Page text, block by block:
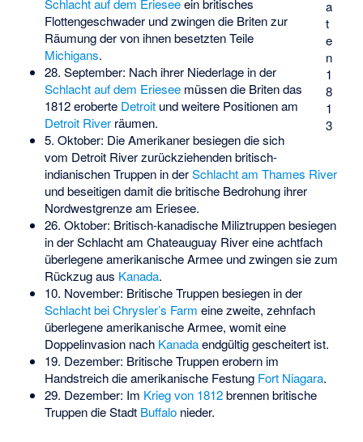
a
t
e
n
1
8
1
3
Schlacht auf dem Erieseeein britisches
Flottengeschwader und zwingen die Briten zur
Räumung der von ihnen besetzten Teile
Michigans.
28. September: Nach ihrer Niederlage in der
Schlacht auf dem Erieseemüssen die Briten das
1812 eroberte Detroitund weitere Positionen am
Detroit Riverräumen.
5. Oktober: Die Amerikaner besiegen die sich
vom Detroit River zurückziehenden britisch-
indianischen Truppen in derSchlacht am Thames River
und beseitigen damit die britische Bedrohung ihrer
Nordwestgrenze am Eriesee.
26. Oktober: Britisch-kanadische Miliztruppen besiegen
in derSchlacht am Chateauguay Rivereine achtfach
überlegene amerikanische Armee und zwingen sie zum
Rückzug aus Kanada.
10. November: Britische Truppen besiegen in der
Schlacht bei Chrysler’s Farm eine zweite, zehnfach
überlegene amerikanische Armee, womit eine
Doppelinvasion nach Kanadaendgültig gescheitert ist.
19. Dezember: Britische Truppen erobern im
Handstreich die amerikanische Festung Fort Niagara.
29. Dezember: Im Krieg von 1812brennen britische
Truppen die Stadt Buffalonieder.